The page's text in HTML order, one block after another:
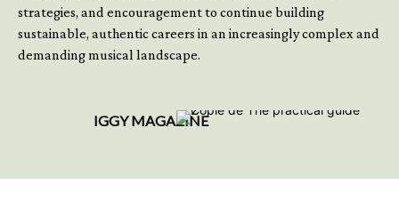
strategies, and encouragement to continue building
sustainable, authentic careers in an increasingly complex and
demanding musical landscape.
IGGY MAGAZINE